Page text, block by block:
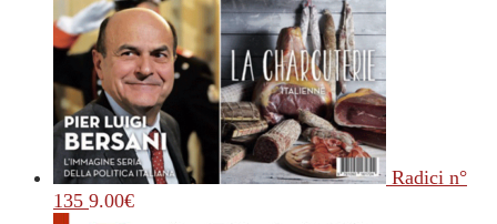
Radici n°
135 9.00€